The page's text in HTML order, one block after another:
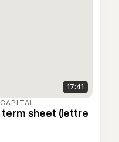
17:41
term sheet (lettre